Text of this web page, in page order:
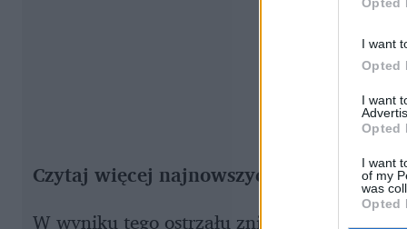
I want
Opted
I want
Opted
I want
of my
was
Opted